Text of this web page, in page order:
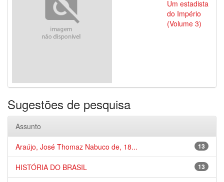
Um estadista
do Império
(Volume 3)
Sugestões de pesquisa
Assunto
13
Araújo, José Thomaz Nabuco de, 18...
13
HISTÓRIA DO BRASIL